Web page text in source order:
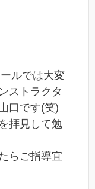
ルでは大変
ストラクタ
口です(笑)
拝見して勉
らご指導宜